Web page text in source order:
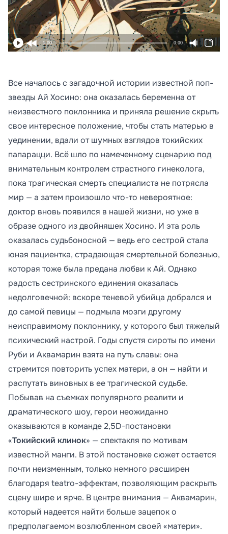
0:00 0:00
Все началось с загадочной истории известной поп-
звезды Ай Хосино: она оказалась беременна от
неизвестного поклонника и приняла решение скрыть
свое интересное положение, чтобы стать матерью в
уединении, вдали от шумных взглядов токийских
папарацци. Всё шло по намеченному сценарию под
внимательным контролем страстного гинеколога,
пока трагическая смерть специалиста не потрясла
мир — а затем произошло что-то невероятное:
доктор вновь появился в нашей жизни, но уже в
образе одного из двойняшек Хосино. И эта роль
оказалась судьбоносной — ведь его сестрой стала
юная пациентка, страдающая смертельной болезнью,
которая тоже была предана любви к Ай. Однако
радость сестринского единения оказалась
недолговечной: вскоре теневой убийца добрался и
до самой певицы — подмыла мозги другому
неисправимому поклоннику, у которого был тяжелый
психический настрой. Годы спустя сироты по имени
Руби и Аквамарин взята на путь славы: она
стремится повторить успех матери, а он — найти и
распутать виновных в ее трагической судьбе.
Побывав на съемках популярного реалити и
драматического шоу, герои неожиданно
оказываются в команде 2,5D-постановки
«Токийский клинок» — спектакля по мотивам
известной манги. В этой постановке сюжет остается
почти неизменным, только немного расширен
благодаря teatro-эффектам, позволяющим раскрыть
сцену шире и ярче. В центре внимания — Аквамарин,
который надеется найти больше зацепок о
предполагаемом возлюбленном своей «матери».